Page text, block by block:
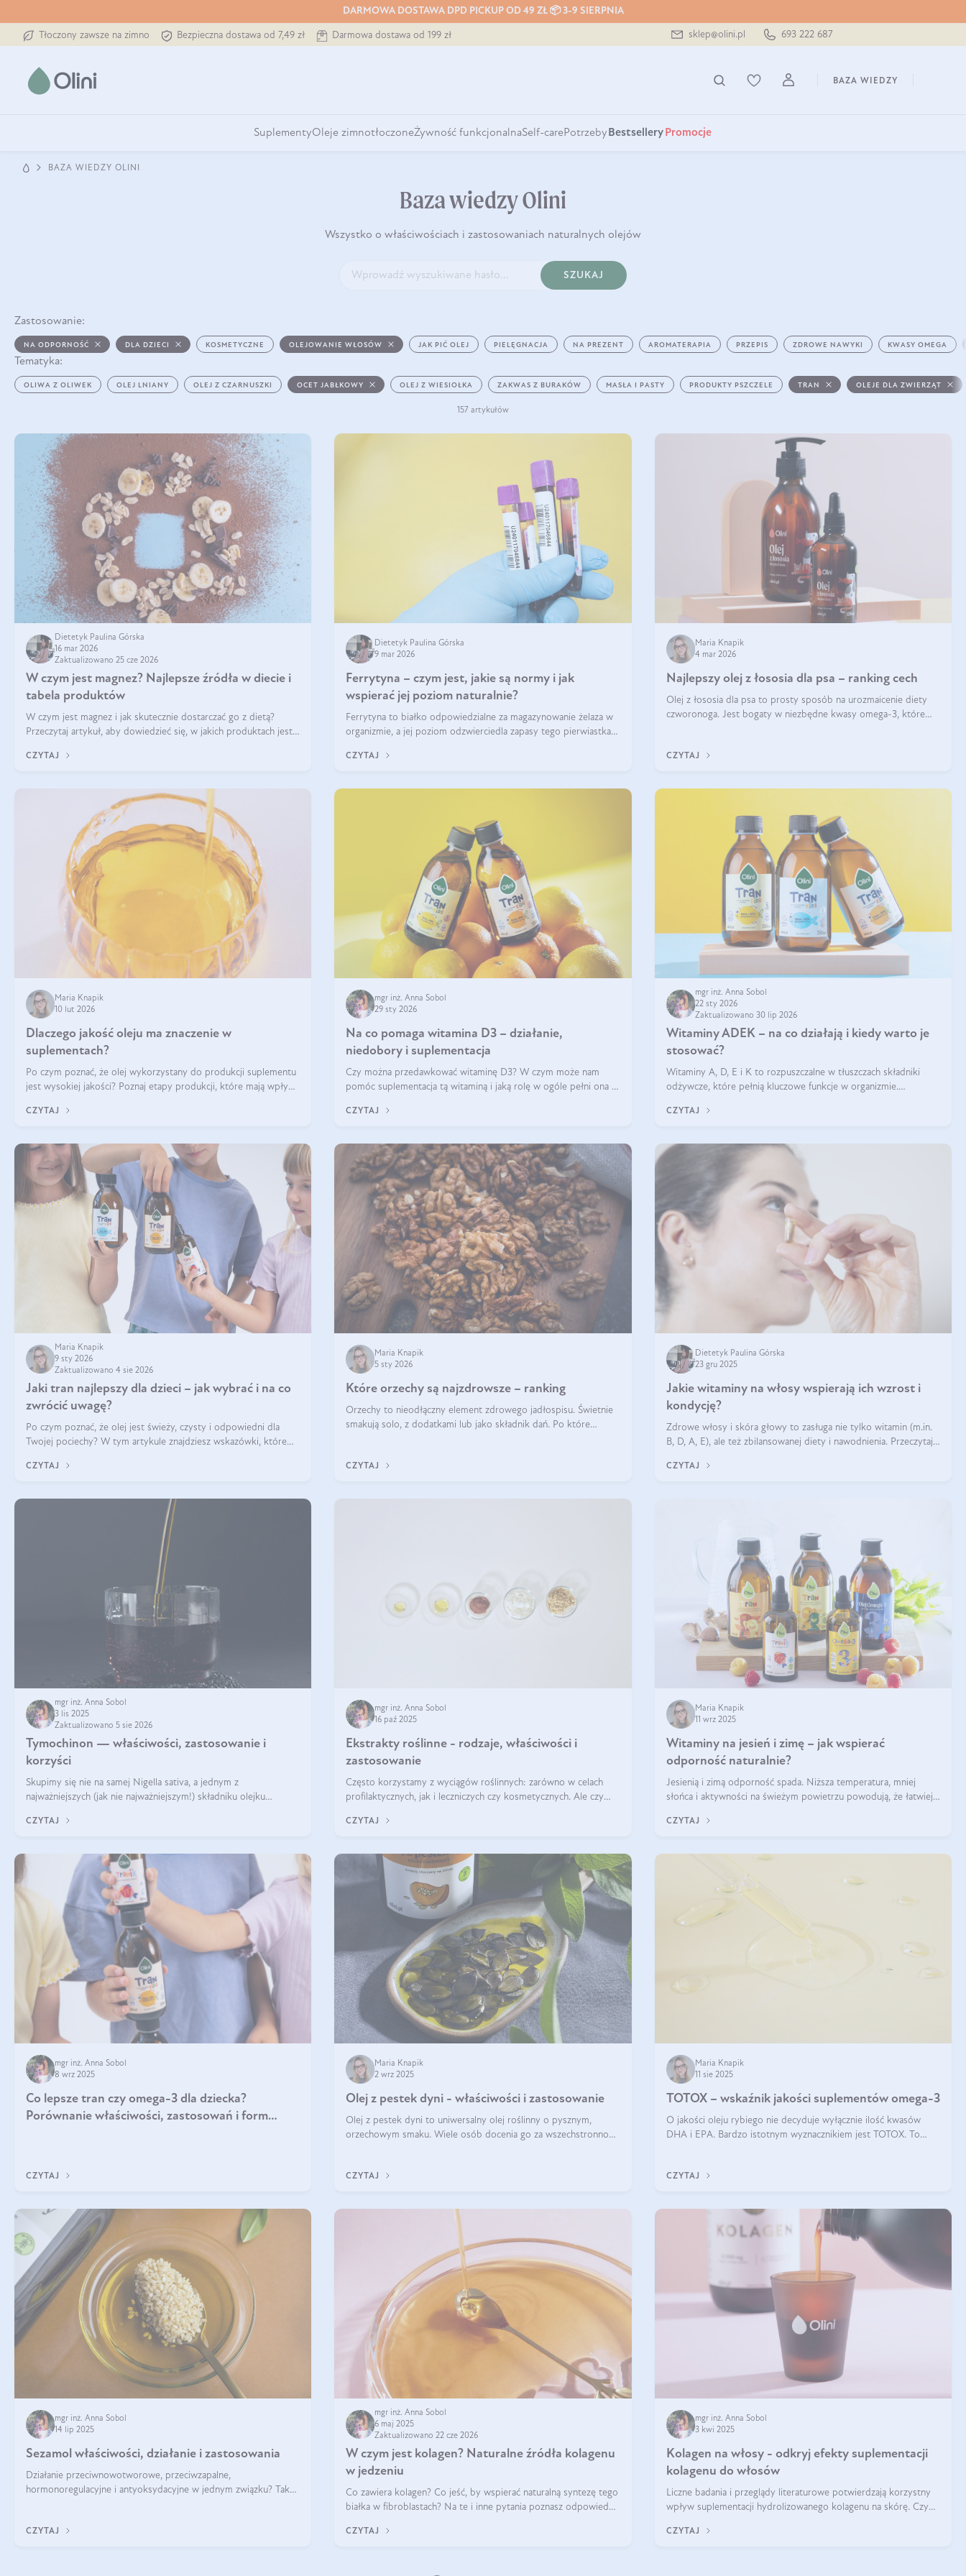
DARMOWA DOSTAWA DPD PICKUP OD 49 ZŁ 📦 3-9 SIERPNIA
Tłoczony zawsze na zimno Bezpieczna dostawa od 7,49 zł Darmowa dostawa od 199 zł sklep@olini.pl 693 222 687
BAZA WIEDZY
SuplementyOleje zimnotłoczoneŻywność funkcjonalnaSelf-carePotrzeby Bestsellery Promocje
BAZA WIEDZY OLINI
Baza wiedzy Olini
Wszystko o właściwościach i zastosowaniach naturalnych olejów
SZUKAJ
Zastosowanie:
NA ODPORNOŚĆ DLA DZIECI KOSMETYCZNE OLEJOWANIE WŁOSÓW JAK PIĆ OLEJ PIELĘGNACJA NA PREZENT AROMATERAPIA PRZEPIS ZDROWE NAWYKI KWASY OMEGA
Tematyka:
OLIWA Z OLIWEK OLEJ LNIANY OLEJ Z CZARNUSZKI OCET JABŁKOWY OLEJ Z WIESIOŁKA ZAKWAS Z BURAKÓW MASŁA I PASTY PRODUKTY PSZCZELE TRAN OLEJE DLA ZWIERZĄT
157 artykułów
Dietetyk Paulina Górska
16 mar 2026
Zaktualizowano 25 cze 2026
W czym jest magnez? Najlepsze źródła w diecie i
tabela produktów
W czym jest magnez i jak skutecznie dostarczać go z dietą?
Przeczytaj artykuł, aby dowiedzieć się, w jakich produktach jest
CZYTAJ
Dietetyk Paulina Górska
9 mar 2026
Ferrytyna – czym jest, jakie są normy i jak
wspierać jej poziom naturalnie?
Ferrytyna to białko odpowiedzialne za magazynowanie żelaza w
organizmie, a jej poziom odzwierciedla zapasy tego pierwiastka.
ferrytyny daje objawy, które mogą utrudniać codzienne
CZYTAJ
Maria Knapik
4 mar 2026
Najlepszy olej z łososia dla psa – ranking cech
Olej z łososia dla psa to prosty sposób na urozmaicenie diety
czworonoga. Jest bogaty w niezbędne kwasy omega-3, które
uwagę?
CZYTAJ
Maria Knapik
10 lut 2026
Dlaczego jakość oleju ma znaczenie w
suplementach?
Po czym poznać, że olej wykorzystany do produkcji suplementu
jest wysokiej jakości? Poznaj etapy produkcji, które mają wpływ
CZYTAJ
mgr inż. Anna Sobol
29 sty 2026
Na co pomaga witamina D3 – działanie,
niedobory i suplementacja
Czy można przedawkować witaminę D3? W czym może nam
pomóc suplementacja tą witaminą i jaką rolę w ogóle pełni ona w
zalecane jest jesienią i zimą, ale czy wiesz, dlaczego warto to
CZYTAJ
mgr inż. Anna Sobol
22 sty 2026
Zaktualizowano 30 lip 2026
Witaminy ADEK – na co działają i kiedy warto je
stosować?
Witaminy A, D, E i K to rozpuszczalne w tłuszczach składniki
odżywcze, które pełnią kluczowe funkcje w organizmie.
krzepliwość krwi oraz mineralizację kości.
CZYTAJ
Maria Knapik
9 sty 2026
Zaktualizowano 4 sie 2026
Jaki tran najlepszy dla dzieci – jak wybrać i na co
zwrócić uwagę?
Po czym poznać, że olej jest świeży, czysty i odpowiedni dla
Twojej pociechy? W tym artykule znajdziesz wskazówki, które
CZYTAJ
Maria Knapik
5 sty 2026
Które orzechy są najzdrowsze – ranking
Orzechy to nieodłączny element zdrowego jadłospisu. Świetnie
smakują solo, z dodatkami lub jako składnik dań. Po które
CZYTAJ
Dietetyk Paulina Górska
23 gru 2025
Jakie witaminy na włosy wspierają ich wzrost i
kondycję?
Zdrowe włosy i skóra głowy to zasługa nie tylko witamin (m.in.
B, D, A, E), ale też zbilansowanej diety i nawodnienia. Przeczytaj
wypadanie włosów.
CZYTAJ
mgr inż. Anna Sobol
3 lis 2025
Zaktualizowano 5 sie 2026
Tymochinon — właściwości, zastosowanie i
korzyści
Skupimy się nie na samej Nigella sativa, a jednym z
najważniejszych (jak nie najważniejszym!) składniku olejku
CZYTAJ
mgr inż. Anna Sobol
16 paź 2025
Ekstrakty roślinne - rodzaje, właściwości i
zastosowanie
Często korzystamy z wyciągów roślinnych: zarówno w celach
profilaktycznych, jak i leczniczych czy kosmetycznych. Ale czy
tych substancji z roślin?
CZYTAJ
Maria Knapik
11 wrz 2025
Witaminy na jesień i zimę – jak wspierać
odporność naturalnie?
Jesienią i zimą odporność spada. Niższa temperatura, mniej
słońca i aktywności na świeżym powietrzu powodują, że łatwiej
wspierać układ immunologiczny. Co warto suplementować
CZYTAJ
mgr inż. Anna Sobol
8 wrz 2025
Co lepsze tran czy omega-3 dla dziecka?
Porównanie właściwości, zastosowań i form
CZYTAJ
Maria Knapik
2 wrz 2025
Olej z pestek dyni - właściwości i zastosowanie
Olej z pestek dyni to uniwersalny olej roślinny o pysznym,
orzechowym smaku. Wiele osób docenia go za wszechstronność,
CZYTAJ
Maria Knapik
11 sie 2025
TOTOX – wskaźnik jakości suplementów omega-3
O jakości oleju rybiego nie decyduje wyłącznie ilość kwasów
DHA i EPA. Bardzo istotnym wyznacznikiem jest TOTOX. To
CZYTAJ
mgr inż. Anna Sobol
14 lip 2025
Sezamol właściwości, działanie i zastosowania
Działanie przeciwnowotworowe, przeciwzapalne,
hormonoregulacyjne i antyoksydacyjne w jednym związku? Tak
swojej diety — być może to pierwsza ok
CZYTAJ
mgr inż. Anna Sobol
6 maj 2025
Zaktualizowano 22 cze 2026
W czym jest kolagen? Naturalne źródła kolagenu
w jedzeniu
Co zawiera kolagen? Co jeść, by wspierać naturalną syntezę tego
białka w fibroblastach? Na te i inne pytania poznasz odpowiedź
CZYTAJ
mgr inż. Anna Sobol
3 kwi 2025
Kolagen na włosy - odkryj efekty suplementacji
kolagenu do włosów
Liczne badania i przeglądy literaturowe potwierdzają korzystny
wpływ suplementacji hydrolizowanego kolagenu na skórę. Czy
CZYTAJ